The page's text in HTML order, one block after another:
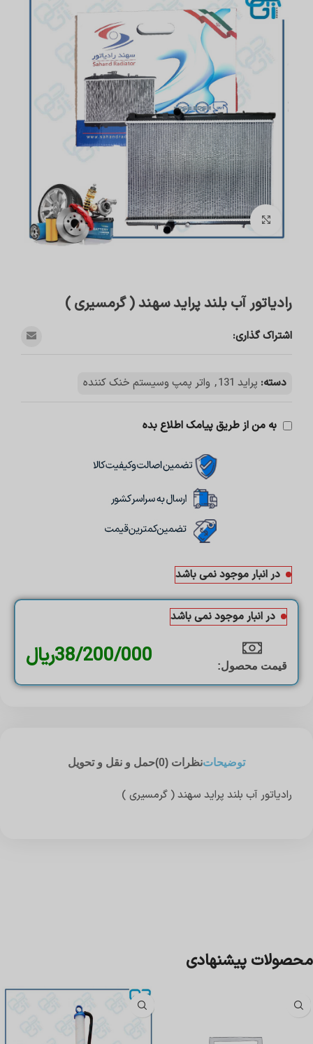
برای بزرگنمایی کلیک کنید
رادیاتور آب بلند پراید سهند ( گرمسیری )
اشتراک گذاری:
دسته: پراید 131 , واتر پمپ وسیستم خنک کننده
به من از طریق پیامک اطلاع بده
در انبار موجود نمی باشد
در انبار موجود نمی باشد
قیمت محصول:​ 38/200/000ریال
توضیحاتنظرات (0) حمل و نقل و تحویل
رادیاتور آب بلند پراید سهند ( گرمسیری )
محصولات پیشنهادی